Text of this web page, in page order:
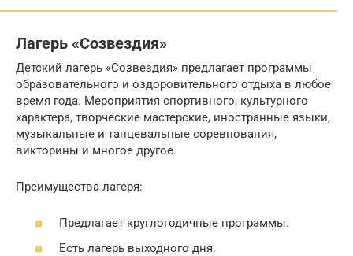
Лагерь «Созвездия»
Детский лагерь «Созвездия» предлагает программы
образовательного и оздоровительного отдыха в любое
время года. Мероприятия спортивного, культурного
характера, творческие мастерские, иностранные языки,
музыкальные и танцевальные соревнования,
викторины и многое другое.
Преимущества лагеря:
Предлагает круглогодичные программы.
Есть лагерь выходного дня.